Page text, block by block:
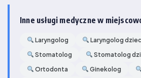
Inne usługi medyczne w
Laryngolog
Laryngolog
Stomatolog
Stomatolog
Ortodonta
Ginekolog